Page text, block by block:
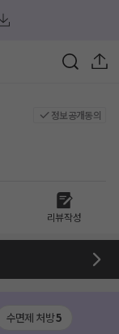
정보공개동의
리뷰작성
수면제 처방5